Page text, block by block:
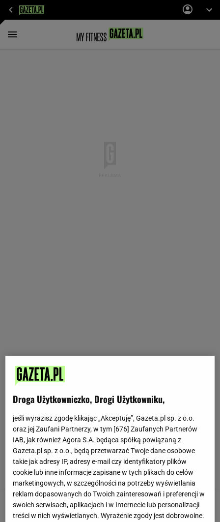
SUPERNATURAL
Droga Użytkowniczko, Drogi Użytkowniku,
jeśli wyrazisz zgodę klikając „Akceptuję”, Gazeta.pl sp. z o.o.
oraz jej Zaufani Partnerzy, w tym [676] Zaufanych Partnerów
IAB, jak również Agora S.A. będąca spółką powiązaną z
Gazeta.pl sp. z o.o., będą przetwarzać Twoje dane osobowe
takie jak adresy IP, adresy e-mail czy identyfikatory plików
cookie lub inne informacje zapisane w tych plikach do celów
marketingowych, w szczególności na potrzeby wyświetlania
reklam dopasowanych do Twoich zainteresowań i preferencji w
swoich serwisach, aplikacjach i w Internecie lub personalizacji
treści w nich wyświetlanych. Wyrażenie zgody jest dobrowolne.